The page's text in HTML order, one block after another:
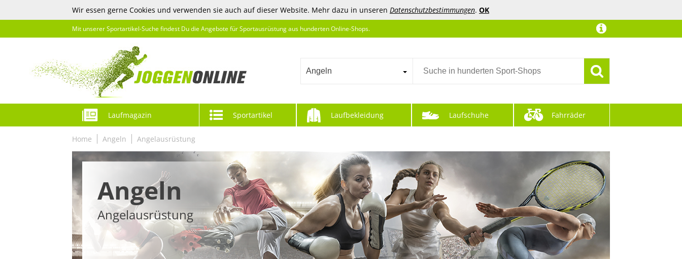
Wir essen gerne Cookies und verwenden sie auch auf dieser Website. Mehr dazu in unseren Datenschutzbestimmungen. OK
Mit unserer Sportartikel-Suche findest Du die Angebote für Sportausrüstung aus hunderten Online-Shops.
Angeln
Laufmagazin Sportartikel Laufbekleidung Laufschuhe Fahrräder
Home Angeln Angelausrüstung
Angeln
Angelausrüstung